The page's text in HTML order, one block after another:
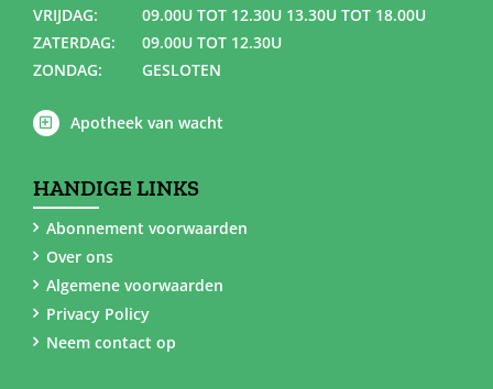
VRIJDAG:
09.00U TOT 12.30U 13.30U TOT 18.00U
ZATERDAG:
09.00U TOT 12.30U
ZONDAG:
GESLOTEN
Apotheek van wacht
HANDIGE LINKS
Abonnement voorwaarden
Over ons
Algemene voorwaarden
Privacy Policy
Neem contact op